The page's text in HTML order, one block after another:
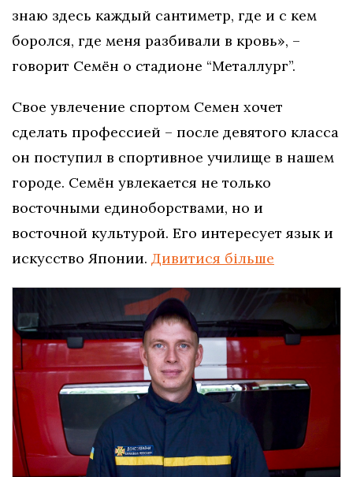
знаю здесь каждый сантиметр, где и с кем
боролся, где меня разбивали в кровь», –
говорит Семён о стадионе “Металлург”.
Свое увлечение спортом Семен хочет
сделать профессией – после девятого класса
он поступил в спортивное училище в нашем
городе. Семён увлекается не только
восточными единоборствами, но и
восточной культурой. Его интересует язык и
искусство Японии. Дивитися більше